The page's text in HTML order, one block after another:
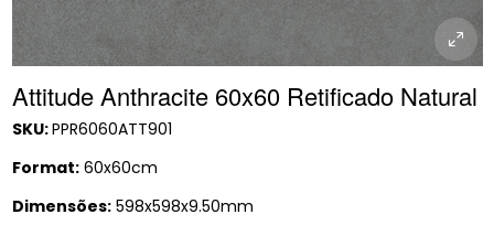
Attitude Anthracite 60x60 Retificado Natural
SKU:PPR6060ATT901
Format:60x60cm
Dimensões:598x598x9.50mm